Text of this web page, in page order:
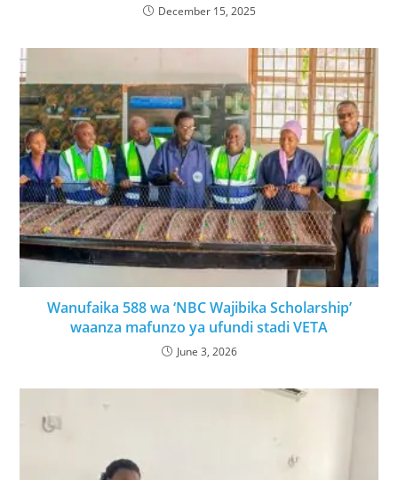
December 15, 2025
Wanufaika 588 wa ‘NBC Wajibika Scholarship’
waanza mafunzo ya ufundi stadi VETA
June 3, 2026